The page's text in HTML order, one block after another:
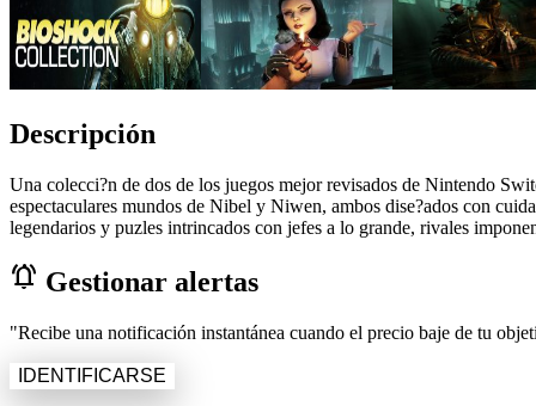
Descripción
Una colecci?n de dos de los juegos mejor revisados de Nintendo
espectaculares mundos de Nibel y Niwen, ambos dise?ados con
legendarios y puzles intrincados con jefes a lo grande, rivales
notifications_active Gestionar alertas
"Recibe una notificación instantánea cuando el precio baje de tu
IDENTIFICARSE